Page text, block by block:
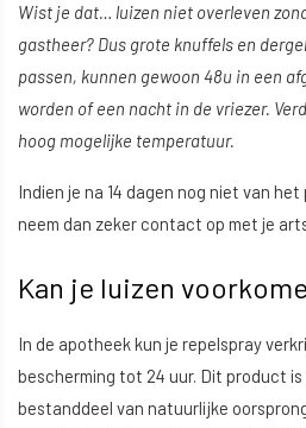
Wist je dat… luizen niet overleven
gastheer? Dus grote knuffels en
passen, kunnen gewoon 48u in een
worden of een nacht in de vriezer.
hoog mogelijke temperatuur.
Indien je na 14 dagen nog niet van
neem dan zeker contact op met je
Kan je luizen
In de apotheek kun je repelspray
bescherming tot 24 uur. Dit product is
bestanddeel van natuurlijke